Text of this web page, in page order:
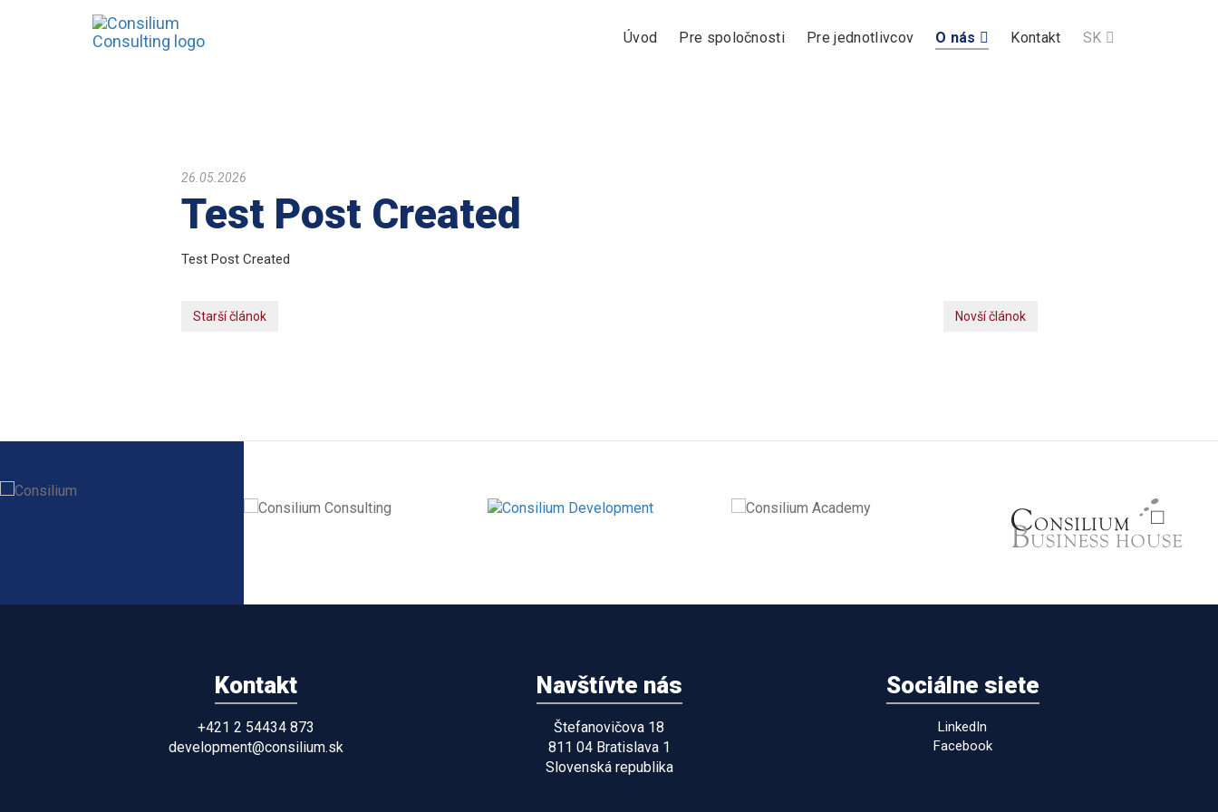
Úvod Pre spoločnosti Pre jednotlivcov O nás Kontakt SK
26.05.2026
Test Post Created
Test Post Created
Starší článok Novší článok
Kontakt
+421 2 54434 873
development@consilium.sk
Navštívte nás
Štefanovičova 18
811 04 Bratislava 1
Slovenská republika
Sociálne siete
LinkedIn
Facebook